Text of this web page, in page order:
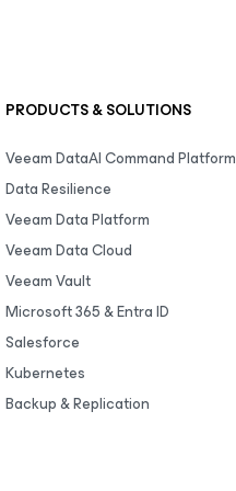
PRODUCTS & SOLUTIONS
Veeam DataAI Command Platform
Data Resilience
Veeam Data Platform
Veeam Data Cloud
Veeam Vault
Microsoft 365 & Entra ID
Salesforce
Kubernetes
Backup & Replication